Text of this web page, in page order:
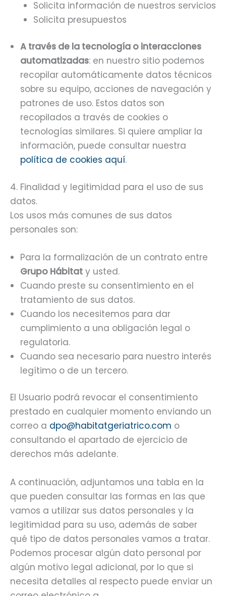
Solicita información de nuestros servicios
Solicita presupuestos
A través de la tecnología o interacciones
automatizadas: en nuestro sitio podemos
recopilar automáticamente datos técnicos
sobre su equipo, acciones de navegación y
patrones de uso. Estos datos son
recopilados a través de cookies o
tecnologías similares. Si quiere ampliar la
información, puede consultar nuestra
política de cookies aquí.
4. Finalidad y legitimidad para el uso de sus
datos.
Los usos más comunes de sus datos
personales son:
Para la formalización de un contrato entre
Grupo Hábitat y usted.
Cuando preste su consentimiento en el
tratamiento de sus datos.
Cuando los necesitemos para dar
cumplimiento a una obligación legal o
regulatoria.
Cuando sea necesario para nuestro interés
legítimo o de un tercero.
El Usuario podrá revocar el consentimiento
prestado en cualquier momento enviando un
correo a dpo@habitatgeriatrico.com o
consultando el apartado de ejercicio de
derechos más adelante.
A continuación, adjuntamos una tabla en la
que pueden consultar las formas en las que
vamos a utilizar sus datos personales y la
legitimidad para su uso, además de saber
qué tipo de datos personales vamos a tratar.
Podemos procesar algún dato personal por
algún motivo legal adicional, por lo que si
necesita detalles al respecto puede enviar un